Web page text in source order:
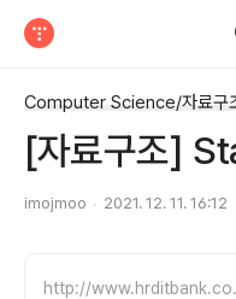
Computer Science/자료구
[자료구조]
imojmoo 2021. 12. 11. 16:12
http://